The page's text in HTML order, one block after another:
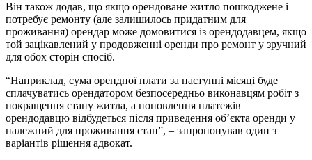
Він також додав, що якщо орендоване житло пошкоджене і
потребує ремонту (але залишилось придатним для
проживання) орендар може домовитися із орендодавцем, якщо
той зацікавлений у продовженні оренди про ремонт у зручний
для обох сторін спосіб.
“Наприклад, сума орендної плати за наступні місяці буде
сплачуватись орендатором безпосередньо виконавцям робіт з
покращення стану житла, а поновлення платежів
орендодавцю відбудеться після приведення об’єкта оренди у
належний для проживання стан”, – запропонував один з
варіантів рішення адвокат.